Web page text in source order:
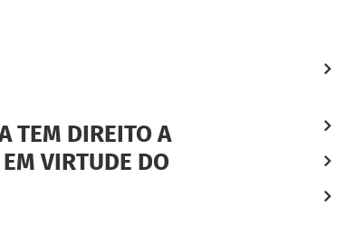
TEM DIREITO A
VIRTUDE DO